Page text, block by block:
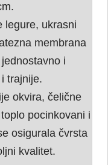
legure, ukrasni
membrana
i
trajnije.
okvira, čelične
pocinkovani i
osigurala čvrsta
kvalitet.